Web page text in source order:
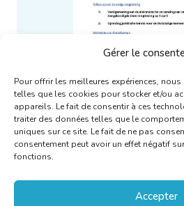
Gérer le
Pour offrir les meilleures expériences,
telles que les cookies pour stocker et/ou
appareils. Le fait de consentir à ces
traiter des données telles que le
uniques sur ce site. Le fait de ne pas
consentement peut avoir un effet négatif
fonctions.
Accepter
[NL] Notulen
structurele